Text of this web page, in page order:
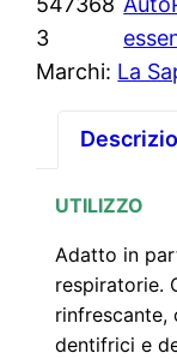
3
Marchi: La
UTILIZZO
Adatto in
respiratorie.
rinfrescante,
dentifrici e